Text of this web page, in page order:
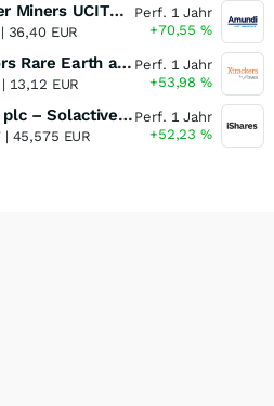
Global X Silver Miners UCITS ETF
36,40 EUR
Perf. 1 Jahr
+70,55%
VanEck Vectors Rare Earth and Strategic Metals UCITS ETF
13,12 EUR
Perf. 1 Jahr
+53,98%
UBS (Irl) ETF plc – Solactive Global Pure Gold Miners UCITS ETF - A Dis USD o.N.
| 45,575 EUR
Perf. 1 Jahr
+52,23%